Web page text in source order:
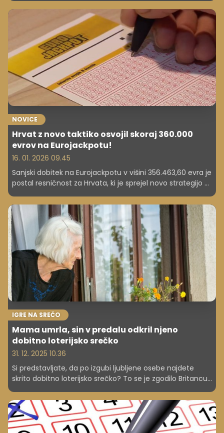
igralcem zdaj prvič omogoča možnost milijonskega
dobitka. Glavni dobitki so vredni milijon evrov, v skladu pa
je takih srečk deset. Posamezna srečka stane 20 evrov,
so sporočili z Loterije.
NOVICE
Hrvat z novo taktiko osvojil skoraj 360.000
evrov na Eurojackpotu!
16. 01. 2026 09.45
Sanjski dobitek na Eurojackpotu v višini 356.463,60 evra je
postal resničnost za Hrvata, ki je sprejel novo strategijo –
Njegova zgodba je dokaz, da se včasih izplača tvegati in
poskusiti nekaj novega.
IGRE NA SREČO
Mama umrla, sin v predalu odkril njeno
dobitno loterijsko srečko
31. 12. 2025 10.36
Si predstavljate, da po izgubi ljubljene osebe najdete
skrito dobitno loterijsko srečko? To se je zgodilo Britancu
Podobno presenečenje je doživela Lisa po očetovi smrti.
Zgodbe, ki kažejo, kako usoda piše najbolj nepredvidljive
scenarije.